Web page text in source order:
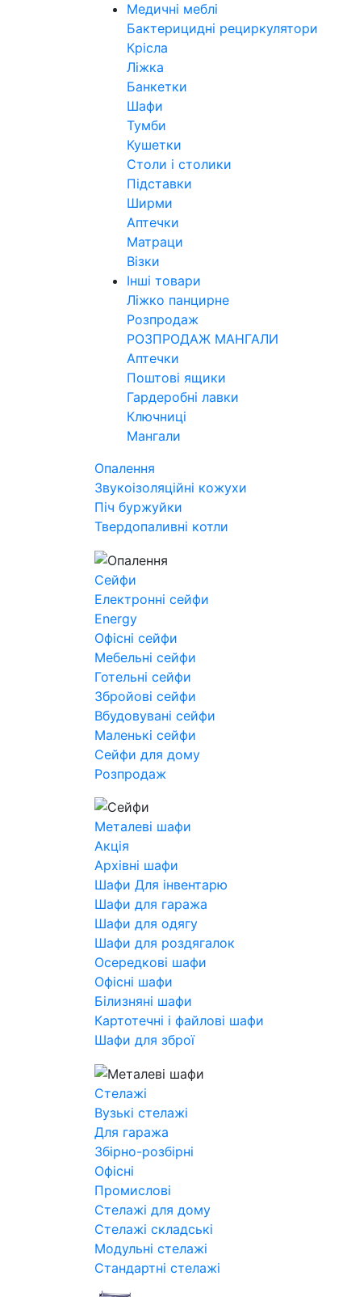
Медичні меблі
Бактерицидні рециркулятори
Крісла
Ліжка
Банкетки
Шафи
Тумби
Кушетки
Столи і столики
Підставки
Ширми
Аптечки
Матраци
Візки
Інші товари
Ліжко панцирне
Розпродаж
РОЗПРОДАЖ МАНГАЛИ
Аптечки
Поштові ящики
Гардеробні лавки
Ключниці
Мангали
Опалення
Звукоізоляційні кожухи
Піч буржуйки
Твердопаливні котли
Сейфи
Електронні сейфи
Energy
Офісні сейфи
Мебельні сейфи
Готельні сейфи
Збройові сейфи
Вбудовувані сейфи
Маленькі сейфи
Сейфи для дому
Розпродаж
Металеві шафи
Акція
Архівні шафи
Шафи Для інвентарю
Шафи для гаража
Шафи для одягу
Шафи для роздягалок
Осередкові шафи
Офісні шафи
Білизняні шафи
Картотечні і файлові шафи
Шафи для зброї
Стелажі
Вузькі стелажі
Для гаража
Збірно-розбірні
Офісні
Промислові
Стелажі для дому
Стелажі складські
Модульні стелажі
Стандартні стелажі